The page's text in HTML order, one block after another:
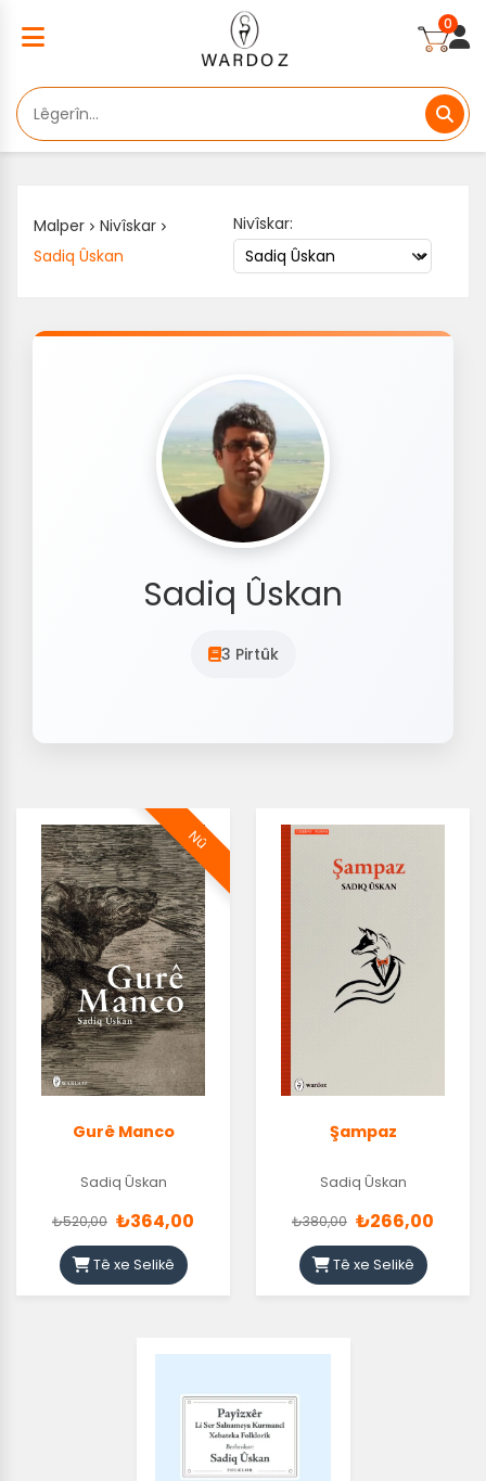
0
Malper
Nivîskar
Sadiq Ûskan
Nivîskar:
Sadiq Ûskan
3 Pirtûk
Nû
Gurê Manco
Sadiq Ûskan
₺520,00 ₺364,00
Tê xe Selikê
Şampaz
Sadiq Ûskan
₺380,00 ₺266,00
Tê xe Selikê